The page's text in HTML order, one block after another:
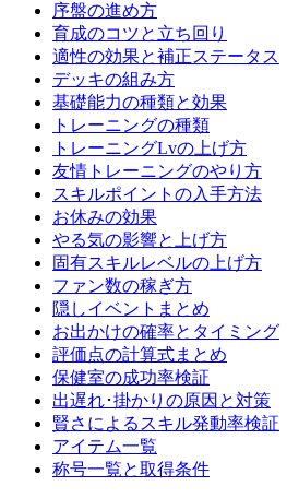
序盤の進め方
育成のコツと立ち回り
適性の効果と補正ステータス
デッキの組み方
基礎能力の種類と効果
トレーニングの種類
トレーニングLvの上げ方
友情トレーニングのやり方
スキルポイントの入手方法
お休みの効果
やる気の影響と上げ方
固有スキルレベルの上げ方
ファン数の稼ぎ方
隠しイベントまとめ
お出かけの確率とタイミング
評価点の計算式まとめ
保健室の成功率検証
出遅れ･掛かりの原因と対策
賢さによるスキル発動率検証
アイテム一覧
称号一覧と取得条件